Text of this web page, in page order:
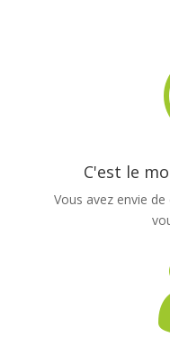
C'est le
Vous avez envie